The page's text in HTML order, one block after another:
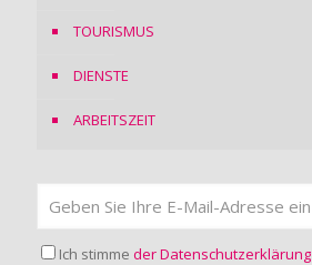
TOURISMUS
DIENSTE
ARBEITSZEIT
Ich stimme der Datenschutzerklärung